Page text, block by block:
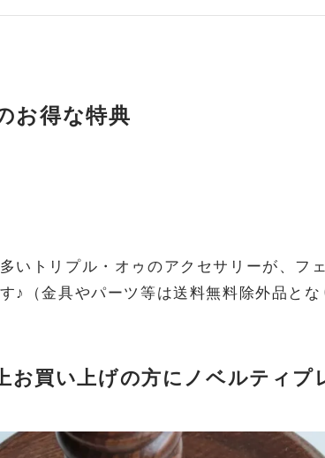
お得な特典
いトリプル・オゥのアクセサリーが、フ
♪（金具やパーツ等は送料無料除外品とな
お買い上げの方にノベルティプ